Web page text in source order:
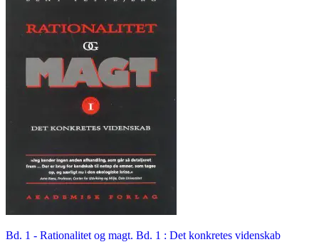
Bd. 1 - Rationalitet og magt. Bd. 1 : Det konkretes videnskab